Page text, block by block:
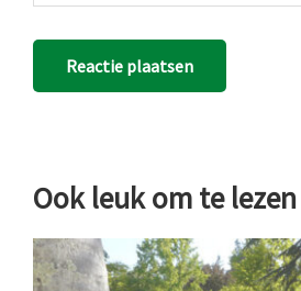
Ook leuk om te lezen